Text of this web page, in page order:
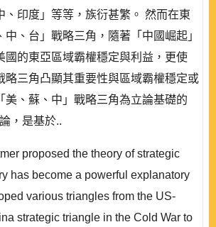
、印度」等等，族衍甚繁。 然而在東
中、台」戰略三角，隨著「中國崛起」
國的東亞區域霸權穩定與利益，更使
略三角凸顯其重要性與區域霸權穩定或
美、蘇、中」戰略三角為立論基礎的
，是基於..
proposed the theory of strategic
has become a powerful explanatory
various triangles from the US-
strategic triangle in the Cold War to